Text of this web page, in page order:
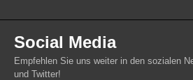
Social Media
Empfehlen Sie uns weiter in den sozialen
und Twitter!